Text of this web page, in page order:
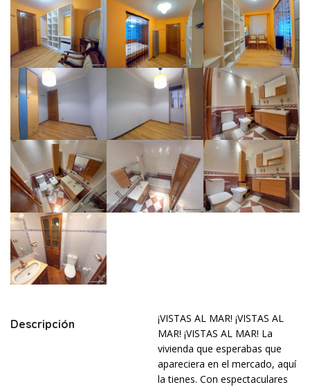
Descripción
¡VISTAS AL MAR! ¡VISTAS AL
MAR! ¡VISTAS AL MAR! La
vivienda que esperabas que
apareciera en el mercado, aquí
la tienes. Con espectaculares